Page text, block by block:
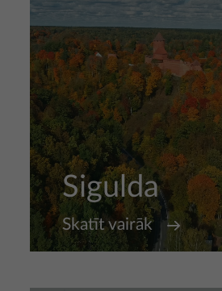
Sigulda
Skatīt vairāk